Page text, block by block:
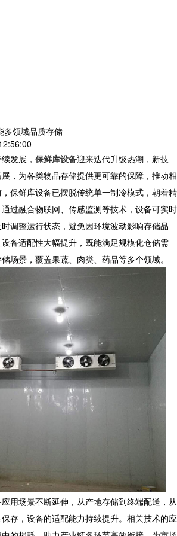
多领域品质存储
发展， 保鲜库设备迎来迭代升级热潮，新技
，为各类物品存储提供更可靠的保障，推动相
保鲜库设备已摆脱传统单一制冷模式，朝着精
过融合物联网、传感监测等技术，设备可实时
调整运行状态，避免因环境波动影响存储品
备适配性大幅提升，既能满足规模化仓储需
场景，覆盖果蔬、肉类、药品等多个领域。
用场景不断延伸，从产地存储到终端配送，从
存，设备的适配能力持续提升。相关技术的应